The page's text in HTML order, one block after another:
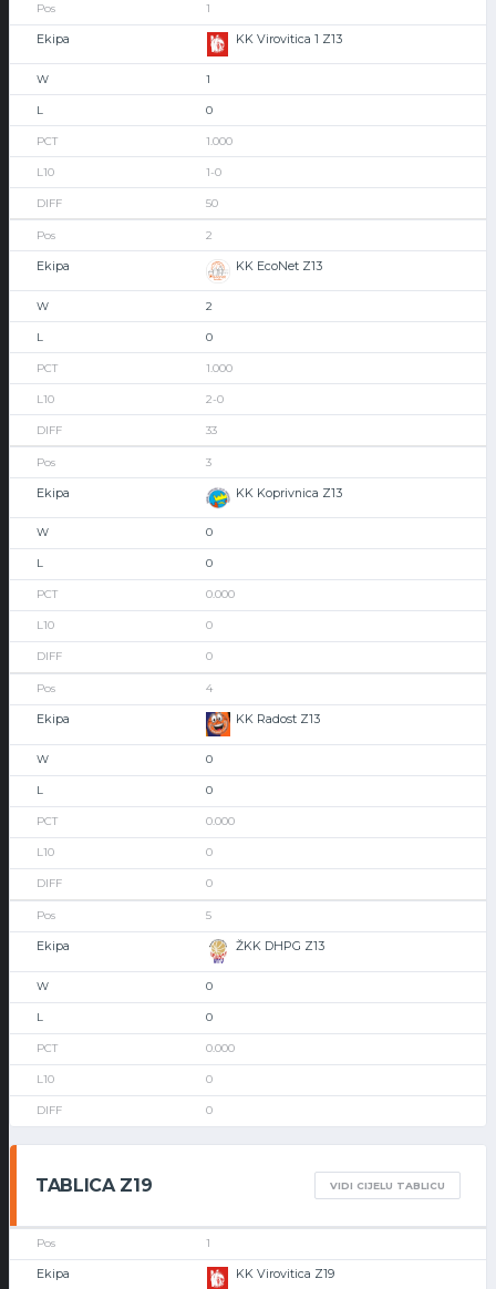
1
KK Virovitica 1 Z13
1
0
1.000
1-0
50
2
KK EcoNet Z13
2
0
1.000
2-0
33
3
KK Koprivnica Z13
0
0
0.000
0
0
4
KK Radost Z13
0
0
0.000
0
0
5
ŽKK DHPG Z13
0
0
0.000
0
0
TABLICA Z19 VIDI CIJELU TABLICU
1
KK Virovitica Z19